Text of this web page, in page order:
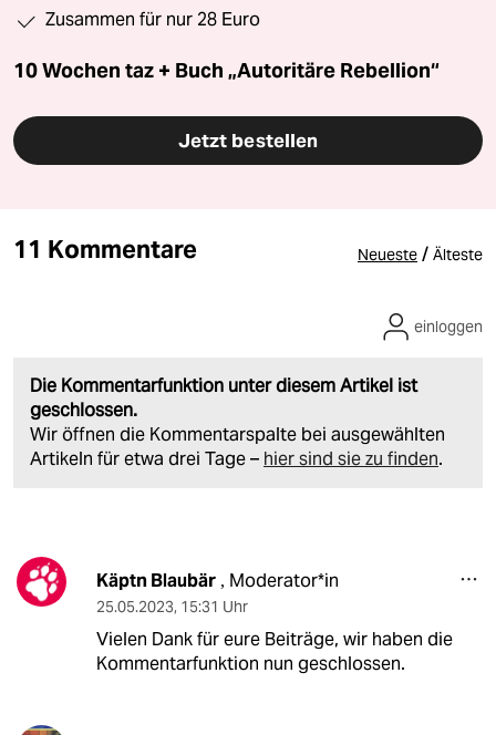
Zusammen für nur 28 Euro
10 Wochen taz + Buch „Autoritäre Rebellion“
Jetzt bestellen
11 Kommentare Neueste / Älteste
Die Kommentarfunktion unter diesem Artikel ist
geschlossen.
Wir öffnen die Kommentarspalte bei ausgewählten
Artikeln für etwa drei Tage – hier sind sie zu finden.
einloggen
Käptn Blaubär, Moderator*in
25.05.2023, 15:31 Uhr
Vielen Dank für eure Beiträge, wir haben die
Kommentarfunktion nun geschlossen.